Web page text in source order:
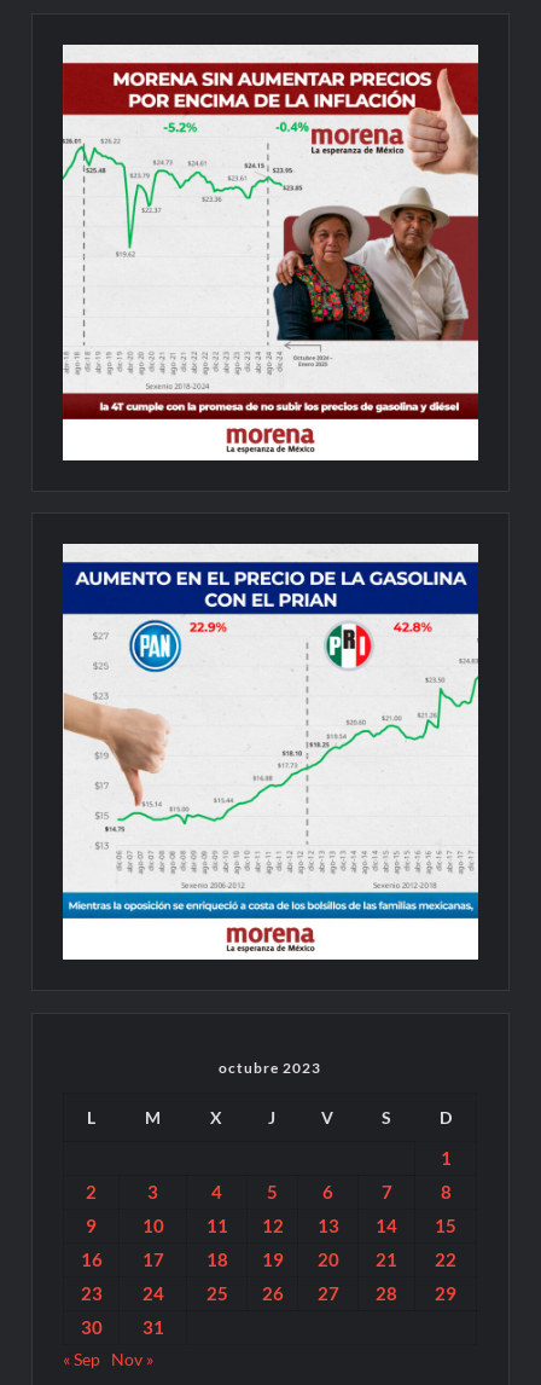
octubre 2023
L M X J V S D
1
2
3 4 5 6 7
8
9
10 11 12 13 14
15
16
17 18 19 20 21
22
23
24 25 26 27 28
29
30
31
« Sep Nov »